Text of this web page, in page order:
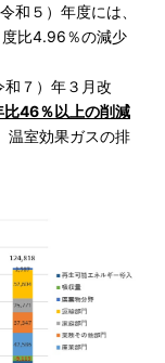
和５）年度には、
比4.96％の減少
７）年３月改
46％以上の削減
温室効果ガスの排